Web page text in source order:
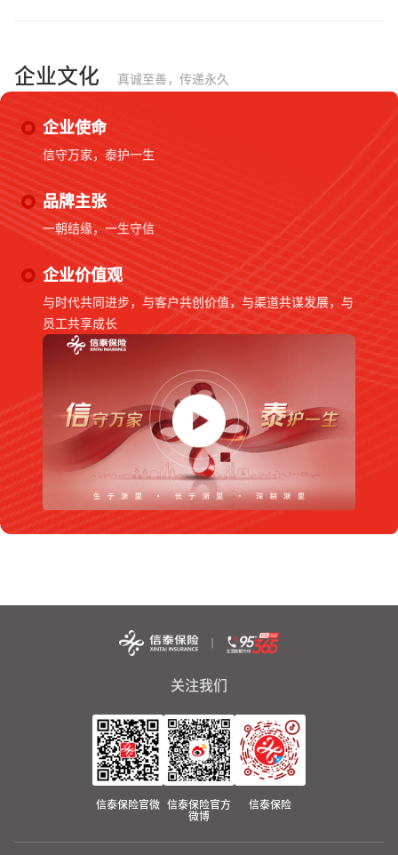
企业文化 真诚至善，传递永久
企业使命
信守万家，泰护一生
品牌主张
一朝结缘，一生守信
企业价值观
与时代共同进步，与客户共创价值，与渠道共谋发展，与
员工共享成长
关注我们
信泰保险官微
信泰保险官方
微博
信泰保险